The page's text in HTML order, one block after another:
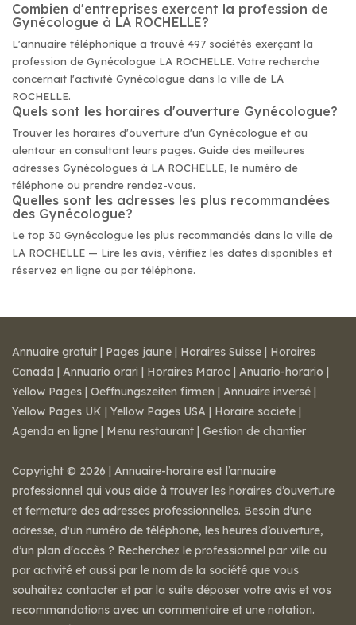
Combien d'entreprises exercent la profession de
Gynécologue à LA ROCHELLE?
L'annuaire téléphonique a trouvé 497 sociétés exerçant la
profession de Gynécologue LA ROCHELLE. Votre recherche
concernait l'activité Gynécologue dans la ville de LA
ROCHELLE.
Quels sont les horaires d'ouverture Gynécologue?
Trouver les horaires d'ouverture d'un Gynécologue et au
alentour en consultant leurs pages. Guide des meilleures
adresses Gynécologues à LA ROCHELLE, le numéro de
téléphone ou prendre rendez-vous.
Quelles sont les adresses les plus recommandées
des Gynécologue?
Le top 30 Gynécologue les plus recommandés dans la ville de
LA ROCHELLE — Lire les avis, vérifiez les dates disponibles et
réservez en ligne ou par téléphone.
Annuaire gratuit | Pages jaune | Horaires Suisse | Horaires
Canada | Annuario orari | Horaires Maroc | Anuario-horario |
Yellow Pages | Oeffnungszeiten firmen | Annuaire inversé |
Yellow Pages UK | Yellow Pages USA | Horaire societe |
Agenda en ligne | Menu restaurant | Gestion de chantier
Copyright © 2026 | Annuaire-horaire est l’annuaire
professionnel qui vous aide à trouver les horaires d’ouverture
et fermeture des adresses professionnelles. Besoin d'une
adresse, d'un numéro de téléphone, les heures d’ouverture,
d’un plan d'accès ? Recherchez le professionnel par ville ou
par activité et aussi par le nom de la société que vous
souhaitez contacter et par la suite déposer votre avis et vos
recommandations avec un commentaire et une notation.